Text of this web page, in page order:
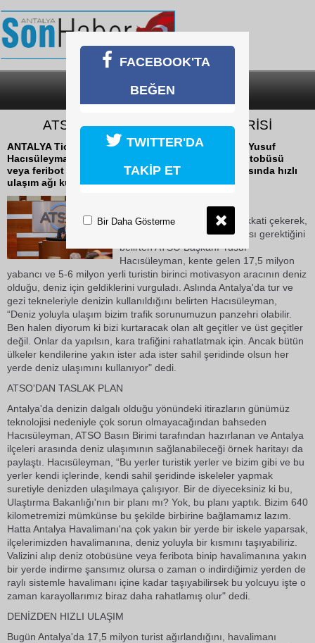
SON DAKİKA
ATSO'DAN DENİZ ULAŞIMI ÖNERİSİ
ANTALYA Ticaret ve Sanayi Odası (ATSO) Başkanı Yusuf
Hacısüleyman, Antalya'da deniz ulaşımının deniz otobüsü
veya feribot kullanımıyla başlatılması ve ilçeler arasında hızlı
ulaşım ağı kurulması gerektiğini açıkladı.
Antalya'da trafik sorununa dikkati çekerek,
denizden ulaşımın kullanılması gerektiğini
belirten ATSO Başkanı Yusuf
Hacısüleyman, kente gelen 17,5 milyon
yabancı ve 5-6 milyon yerli turistin birinci motivasyon aracının deniz
olduğu, deniz için geldiklerini vurguladı. Aslında Antalya'da tur ve
gezi tekneleriyle denizin kullanıldığını belirten Hacısüleyman,
“Deniz yoluyla ulaşım bizim trafik sorunumuzun panzehri olabilir.
Ben halen diyorum ki bizi kurtaracak olan alt geçitler ve üst geçitler
değil. Onlar da yapılsın, kara trafiğini rahatlatmak için. Ancak bütün
ülkeler kendilerine yakın ister ada ister sahil şeridinde olsun her
yerde deniz ulaşımını kullanıyor" dedi.
ATSO'DAN TASLAK PLAN
Antalya'da denizin dalgalı olduğu yönündeki itirazların günümüz
teknolojisi nedeniyle çok sorun olmayacağından bahseden
Hacısüleyman, ATSO Basın Birimi tarafından hazırlanan ve Antalya
ilçeleri arasında deniz ulaşımının sağlanabileceği örnek haritayı da
paylaştı. Hacısüleyman, “Bu yerler turistik yerler ve bizim gibi ve bu
yerler kendi içlerinde, kendi sahil şeridinde iskeleler yapmak
suretiyle denizden ulaşılmaya çalışıyor. Bir de diyeceksiniz ki bu,
Ulaştırma Bakanlığı'nın bir planı mı? Yok, bu planı yaptık. Bizim 640
kilometremizi mümkünse bu şekilde birbirine bağlamamız lazım.
Hatta Antalya Havalimanı'na çok yakın bir yerde bir iskele yaparsak,
ilçelerimizden havalimanına, deniz yoluyla bir kısmını taşıyabiliriz.
Valizini alıp deniz otobüsüne veya feribota binip havalimanına yakın
bir yerde indirme şansımız olursa o zaman o indirdiğimiz yerden de
raylı sistemle havalimanı içine kadar taşıyabilirsek bu yolcuyu işte o
zaman karayollarımız biraz daha rahatlamış olur" dedi.
DENİZDEN HIZLI ULAŞIM
Bugün Antalya'da 17,5 milyon turist ağırlandığını, havalimanı
FACEBOOK'TA
BEĞEN
TWITTER'DA
TAKİP ET
Bir Daha Gösterme